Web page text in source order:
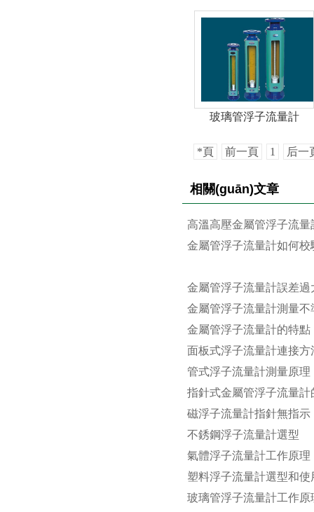
玻璃管浮子流量計
*頁 前一頁 1 后一
相關(guān)文章
高溫高壓金屬管浮子流
金屬管浮子流量計如何校
金屬管浮子流量計誤差
金屬管浮子流量計測量
金屬管浮子流量計的特點
面板式浮子流量計連接方
管式浮子流量計測量原理
指針式金屬管浮子流量計
磁浮子流量計指針無指示
不銹鋼浮子流量計選型
氣體浮子流量計工作原理
塑料浮子流量計選型和使
玻璃管浮子流量計工作原